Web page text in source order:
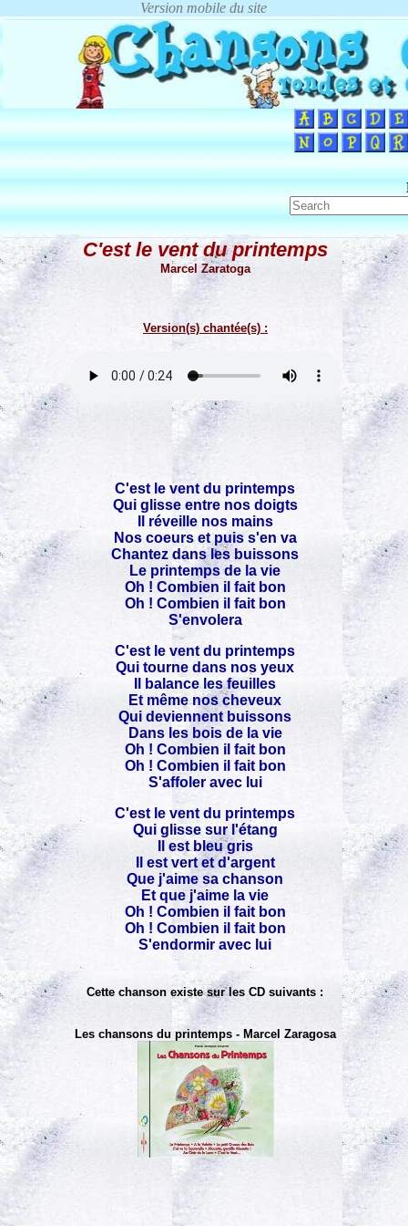
C'est le vent du printemps
Marcel Zaratoga
Version(s) chantée(s) :
C'est le vent du printemps
Qui glisse entre nos doigts
Il réveille nos mains
Nos coeurs et puis s'en va
Chantez dans les buissons
Le printemps de la vie
Oh ! Combien il fait bon
Oh ! Combien il fait bon
S'envolera
C'est le vent du printemps
Qui tourne dans nos yeux
Il balance les feuilles
Et même nos cheveux
Qui deviennent buissons
Dans les bois de la vie
Oh ! Combien il fait bon
Oh ! Combien il fait bon
S'affoler avec lui
C'est le vent du printemps
Qui glisse sur l'étang
Il est bleu gris
Il est vert et d'argent
Que j'aime sa chanson
Et que j'aime la vie
Oh ! Combien il fait bon
Oh ! Combien il fait bon
S'endormir avec lui
Cette chanson existe sur les CD suivants :
Les chansons du printemps - Marcel Zaragosa